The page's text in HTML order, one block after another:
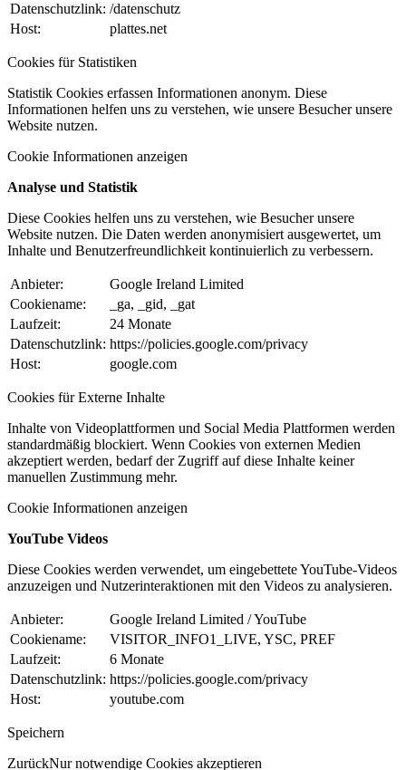
Datenschutzlink: /datenschutz
Host:
plattes.net
Cookies für Statistiken
Statistik Cookies erfassen Informationen anonym. Diese
Informationen helfen uns zu verstehen, wie unsere Besucher unsere
Website nutzen.
Cookie Informationen anzeigen
Analyse und Statistik
Diese Cookies helfen uns zu verstehen, wie Besucher unsere
Website nutzen. Die Daten werden anonymisiert ausgewertet, um
Inhalte und Benutzerfreundlichkeit kontinuierlich zu verbessern.
Anbieter:
Google Ireland Limited
Cookiename:
_ga, _gid, _gat
Laufzeit:
24 Monate
Datenschutzlink: https://policies.google.com/privacy
Host:
google.com
Cookies für Externe Inhalte
Inhalte von Videoplattformen und Social Media Plattformen werden
standardmäßig blockiert. Wenn Cookies von externen Medien
akzeptiert werden, bedarf der Zugriff auf diese Inhalte keiner
manuellen Zustimmung mehr.
Cookie Informationen anzeigen
YouTube Videos
Diese Cookies werden verwendet, um eingebettete YouTube-Videos
anzuzeigen und Nutzerinteraktionen mit den Videos zu analysieren.
Anbieter:
Google Ireland Limited / YouTube
Cookiename:
VISITOR_INFO1_LIVE, YSC, PREF
Laufzeit:
6 Monate
Datenschutzlink: https://policies.google.com/privacy
Host:
youtube.com
Speichern
ZurückNur notwendige Cookies akzeptieren